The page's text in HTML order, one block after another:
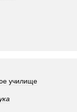
училище